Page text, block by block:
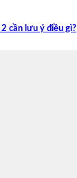
cần lưu ý điều gì?